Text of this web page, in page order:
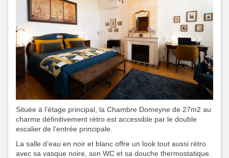
Située à l’étage principal, la Chambre Domeyne de 27m2 au
charme définitivement rétro est accessible par le double
escalier de l’entrée principale.
La salle d’eau en noir et blanc offre un look tout aussi rétro
avec sa vasque noire, son WC et sa douche thermostatique.